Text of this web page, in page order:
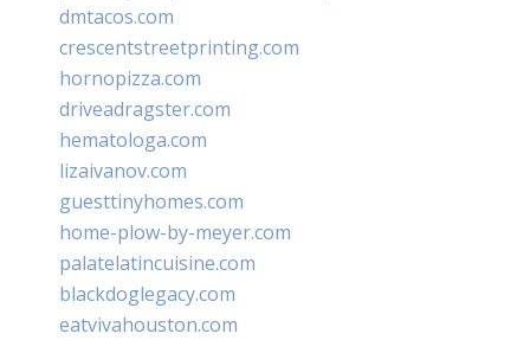
dmtacos.com
crescentstreetprinting.com
hornopizza.com
driveadragster.com
hematologa.com
lizaivanov.com
guesttinyhomes.com
home-plow-by-meyer.com
palatelatincuisine.com
blackdoglegacy.com
eatvivahouston.com